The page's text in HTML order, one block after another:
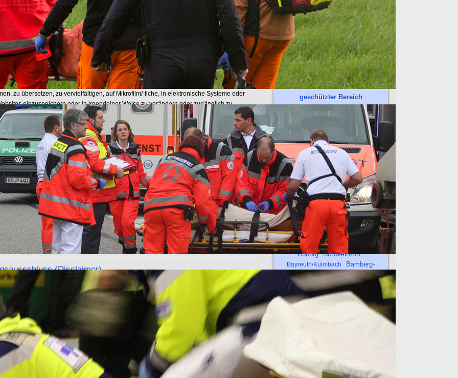
für Notfallmedizin und Medizinmanagement (INM) im Klinikum der Universität
- alle Rechte vorbehalten.
anders angegeben, unterliegen alle Seiten auf diesem Informationsserver des INM dem
(Copyright). Das Copyright für veröffentlichte, vom INM selbst erstellte Objekte bleiben
Es ist insbesondere nicht gestattet, ohne ausdrückliche schriftliche Zustimmung solche
Tondokumente, Videosequenzen und Texte oder Teile daraus für gewerbliche Zwecke zu
zu übersetzen, zu vervielfältigen, auf Mikrofilm/-fiche, in elektronische Systeme oder
einzuspeichern oder in irgendeiner Weise zu verändern oder zugänglich zu
Herunterladen oder Ausdrucken einzelner Seiten für den privaten Gebrauch ist
Auch die Linksammlungen unterliegen urheberrechtlichem Schutz. Die Genehmigung zur
der Webseiten kann die Redaktion erteilen (Impressum).
können Bilder, Grafiken, Text- oder sonstige Dateien ganz oder teilweise dem
Dritter unterliegen.
anderen Webseiten auf die Website "ÄLRD in Bayern" sind gestattet und ausdrücklich
Voraussetzung ist, dass vollständig zur Website von " ÄLRD in Bayern " einschließlich
gewechselt wird. Die Anzeige von Inhalten dieser Websites oder Teilen daraus in
Frames ohne Erkennbarkeit der Urheberschaft ist untersagt. Alle innerhalb des
genannten und gegebenenfalls durch Dritte geschützten Marken- und
unterliegen uneingeschränkt den Bestimmungen des jeweils gültigen
und den Besitzrechten der jeweiligen eingetragenen Eigentümer. Allein
der bloßen Nennung in unserem Internetangebot ist nicht der Schluss zu ziehen, dass
und/oder Gebrauchsmuster nicht durch Rechte Dritter geschützt sind.
(Disclaimer)
Onlineangebotes
alle in seinem Bereich bereitgestellten Informationen nach bestem Wissen und
erarbeitet und geprüft.
keinerlei Gewähr für die Aktualität, Korrektheit, Vollständigkeit oder Qualität und
Verfügbarkeit der bereitgestellten Informationen übernommen.
der Regelungen des § 675 Absatz 2 BGB gilt für das bereitgestellte
folgende
gegen das INM und seine Bediensteten (Partner), sowie die Autoren oder an der
Impressum
Beitrag
Copyright-Datenschutz
Vorwort
RD in Bayern
geschützter Bereich
Online-Dienste
ZRF-Login
Schlagwörter
Mittelfranken Rosenheim
Landshut Regensburg
Beitrag Vorwort
Bayerischer
Oberpfalz-
Nord
Allgemeines Passau
Oberland Untermain
Coburg Schweinfurt
Bayreuth/Kulmbach
Bamberg-
Forchheim Integrierte
Bayern Straubing